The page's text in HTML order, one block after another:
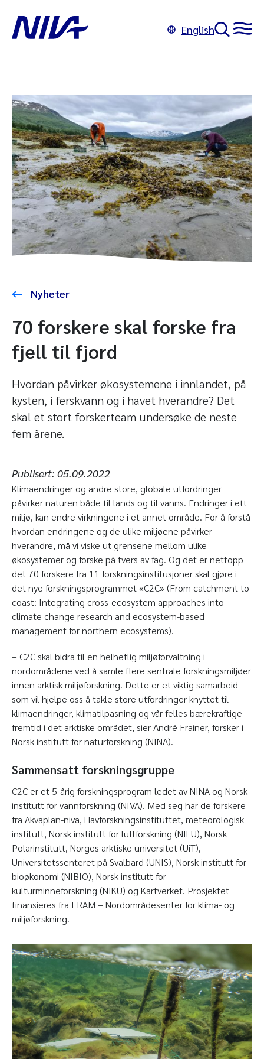
English
Nyheter
70 forskere skal forske fra
fjell til fjord
Hvordan påvirker økosystemene i innlandet, på
kysten, i ferskvann og i havet hverandre? Det
skal et stort forskerteam undersøke de neste
fem årene.
Publisert: 05.09.2022
Klimaendringer og andre store, globale utfordringer
påvirker naturen både til lands og til vanns. Endringer i ett
miljø, kan endre virkningene i et annet område. For å forstå
hvordan endringene og de ulike miljøene påvirker
hverandre, må vi viske ut grensene mellom ulike
økosystemer og forske på tvers av fag. Og det er nettopp
det 70 forskere fra 11 forskningsinstitusjoner skal gjøre i
det nye forskningsprogrammet «C2C» (From catchment to
coast: Integrating cross-ecosystem approaches into
climate change research and ecosystem-based
management for northern ecosystems).
– C2C skal bidra til en helhetlig miljøforvaltning i
nordområdene ved å samle flere sentrale forskningsmiljøer
innen arktisk miljøforskning. Dette er et viktig samarbeid
som vil hjelpe oss å takle store utfordringer knyttet til
klimaendringer, klimatilpasning og vår felles bærekraftige
fremtid i det arktiske området, sier André Frainer, forsker i
Norsk institutt for naturforskning (NINA).
Sammensatt forskningsgruppe
C2C er et 5-årig forskningsprogram ledet av NINA og Norsk
institutt for vannforskning (NIVA). Med seg har de forskere
fra Akvaplan-niva, Havforskningsinstituttet, meteorologisk
institutt, Norsk institutt for luftforskning (NILU), Norsk
Polarinstitutt, Norges arktiske universitet (UiT),
Universitetssenteret på Svalbard (UNIS), Norsk institutt for
bioøkonomi (NIBIO), Norsk institutt for
kulturminneforskning (NIKU) og Kartverket. Prosjektet
finansieres fra FRAM – Nordområdesenter for klima- og
miljøforskning.